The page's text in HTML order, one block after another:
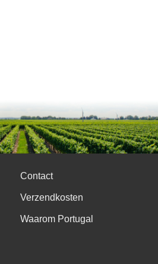
Contact
Verzendkosten
Waarom Portugal